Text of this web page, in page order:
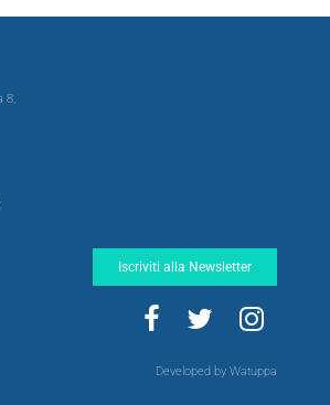
8,
Iscriviti alla Newsletter
Developed by Watuppa